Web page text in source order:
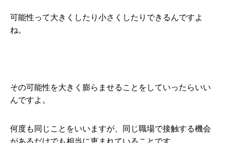
可能性って大きくしたり小さくしたりできるんですよ
ね。
その可能性を大きく膨らませることをしていったらいい
んですよ。
何度も同じことをいいますが、同じ職場で接触する機会
があるだけでも相当に恵まれていることです。